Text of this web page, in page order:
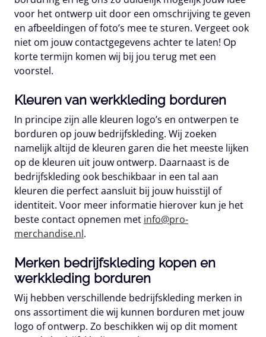
voor het ontwerp uit door een omschrijving te geven
en afbeeldingen of foto’s mee te sturen. Vergeet ook
niet om jouw contactgegevens achter te laten! Op
korte termijn komen wij bij jou terug met een
voorstel.
Kleuren van werkkleding borduren
In principe zijn alle kleuren logo’s en ontwerpen te
borduren op jouw bedrijfskleding. Wij zoeken
namelijk altijd de kleuren garen die het meeste lijken
op de kleuren uit jouw ontwerp. Daarnaast is de
bedrijfskleding ook beschikbaar in een tal aan
kleuren die perfect aansluit bij jouw huisstijl of
identiteit. Voor meer informatie hierover kun je het
beste contact opnemen met info@pro-
merchandise.nl.
Merken bedrijfskleding kopen en
werkkleding borduren
Wij hebben verschillende bedrijfskleding merken in
ons assortiment die wij kunnen borduren met jouw
logo of ontwerp. Zo beschikken wij op dit moment